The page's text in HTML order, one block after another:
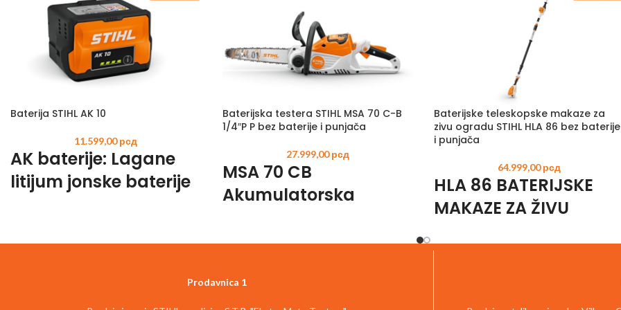
Baterija STIHL AK 10
11.599,00рсд
AK baterije: Lagane
litijum jonske baterije
sistemakombinujesvestranost i kvalitet
najbolje odgovara vašem poslu.
Baterijska testera STIHL MSA 70 C-B
1/4″P P bez baterije i punjača
27.999,00рсд
MSA 70 CB
Akumulatorska
snažna, svestrana i
Visokokvalitetna bežična motorna testera
Baterijske teleskopske makaze za
zivu ogradu STIHL HLA 86 bez baterije
i punjača
64.999,00рсд
HLA 86 BATERIJSKE
MAKAZE ZA ŽIVU
Sa ukupnom dužinom od 330 cm, STIHL
Prodavnica 1